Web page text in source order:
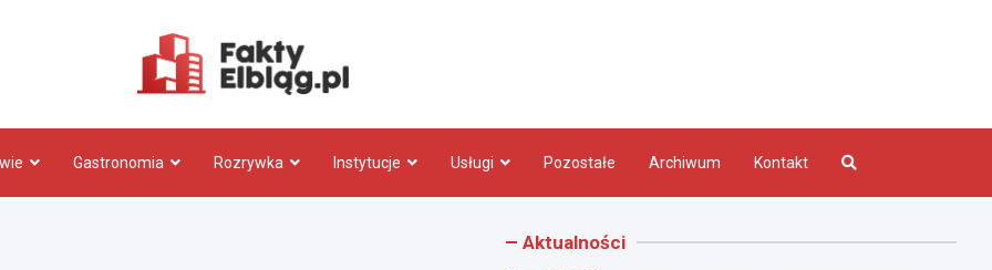
Gastronomia Rozrywka Instytucje Usługi Pozostałe Archiwum Kontakt
Aktualności